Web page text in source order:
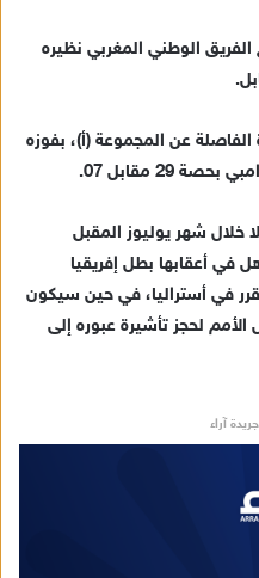
الفريق الوطني المغربي نظيره
الفاصلة عن المجموعة (أ)، بفوزه
29 مقابل 07.
خلال شهر يوليوز المقبل
في أعقابها بطل إفريقيا
إلى مونديال نسخة 2027 المقرر في أستراليا، في حين سيكون
لحجز تأشيرة عبوره إلى
آراء